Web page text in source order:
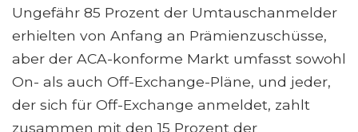
Ungefähr 85 Prozent der Umtauschanmelder
erhielten von Anfang an Prämienzuschüsse,
aber der ACA-konforme Markt umfasst sowohl
On- als auch Off-Exchange-Pläne, und jeder,
der sich für Off-Exchange anmeldet, zahlt
zusammen mit den 15 Prozent der